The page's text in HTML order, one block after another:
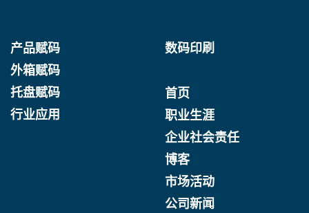
产品赋码
外箱赋码
托盘赋码
行业应用
数码印刷
首页
职业生涯
企业社会责任
博客
市场活动
公司新闻